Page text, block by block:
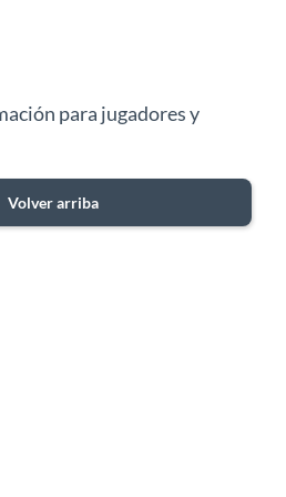
para jugadores y
Volver arriba